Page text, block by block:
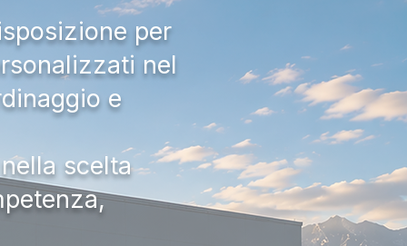
per
nel
e
scelta